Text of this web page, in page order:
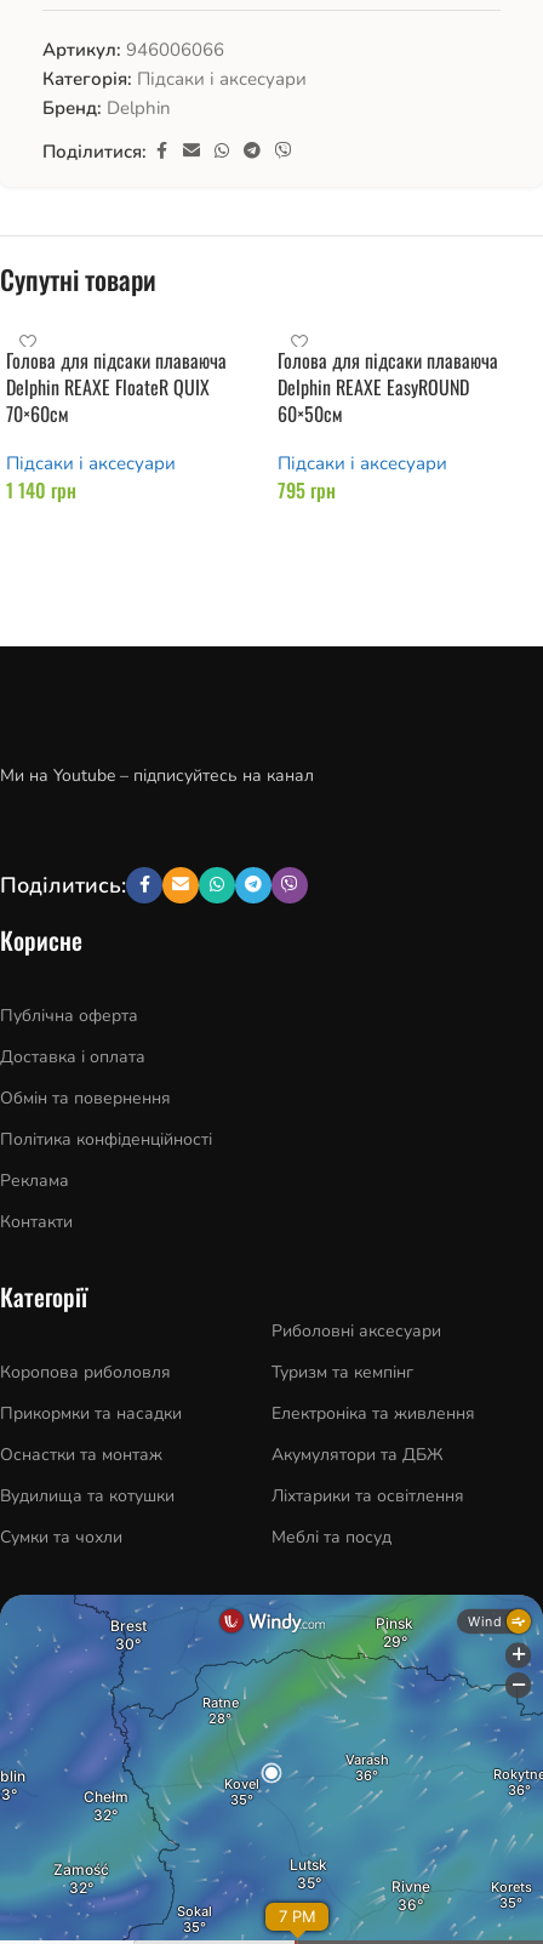
Артикул: 946006066
Категорія: Підсаки і аксесуари
Бренд: Delphin
Поділитися:
Супутні товари
Голова для підсаки плаваюча
Delphin REAXE FloateR QUIX
70×60см
Підсаки і аксесуари
1 140 грн
Голова для підсаки плаваюча
Delphin REAXE EasyROUND
60×50см
Підсаки і аксесуари
795грн
Ми на Youtube – підписуйтесь на канал
Поділитись:
Корисне
Публічна оферта
Доставка і оплата
Обмін та повернення
Політика конфіденційності
Реклама
Контакти
Категорії
Коропова риболовля
Прикормки та насадки
Оснастки та монтаж
Вудилища та котушки
Сумки та чохли
Риболовні аксесуари
Туризм та кемпінг
Електроніка та живлення
Акумулятори та ДБЖ
Ліхтарики та освітлення
Меблі та посуд